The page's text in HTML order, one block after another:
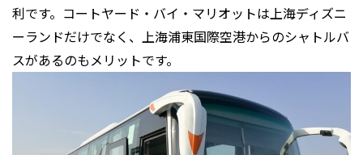
利です。コートヤード・バイ・マリオットは上海ディズニ
ーランドだけでなく、上海浦東国際空港からのシャトルバ
スがあるのもメリットです。